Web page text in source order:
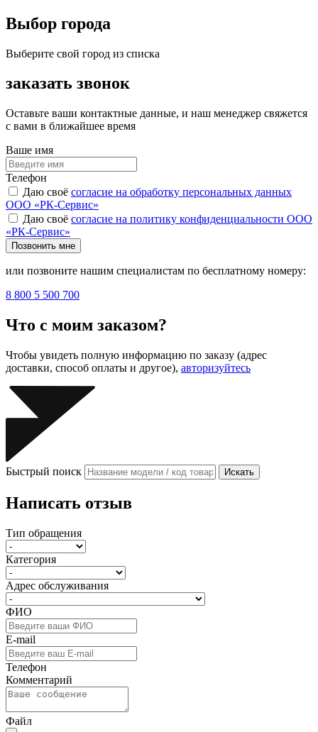
Выбор города
Выберите свой город из списка
заказать звонок
Оставьте ваши контактные данные, и наш менеджер свяжется
с вами в ближайшее время
Ваше имя
Телефон
Даю своё согласие на обработку персональных данных
ООО «РК-Сервис»
Даю своё согласие на политику конфиденциальности ООО
«РК-Сервис»
Позвонить мне
или позвоните нашим специалистам по бесплатному номеру:
8 800 5 500 700
Что с моим заказом?
Чтобы увидеть полную информацию по заказу (адрес
доставки, способ оплаты и другое), авторизуйтесь
Быстрый поиск Искать
Написать отзыв
Тип обращения
Категория
Адрес обслуживания
ФИО
E-mail
Телефон
Комментарий
Файл